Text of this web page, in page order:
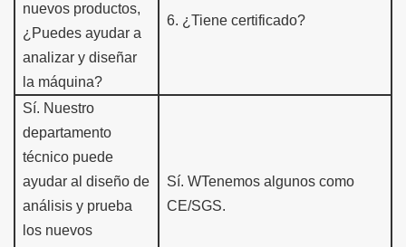
nuevos productos,
¿Puedes ayudar a
analizar y diseñar
la máquina?
6. ¿Tiene certificado?
Sí. Nuestro
departamento
técnico puede
ayudar al diseño de
análisis y prueba
los nuevos
Sí. WTenemos algunos como
CE/SGS.